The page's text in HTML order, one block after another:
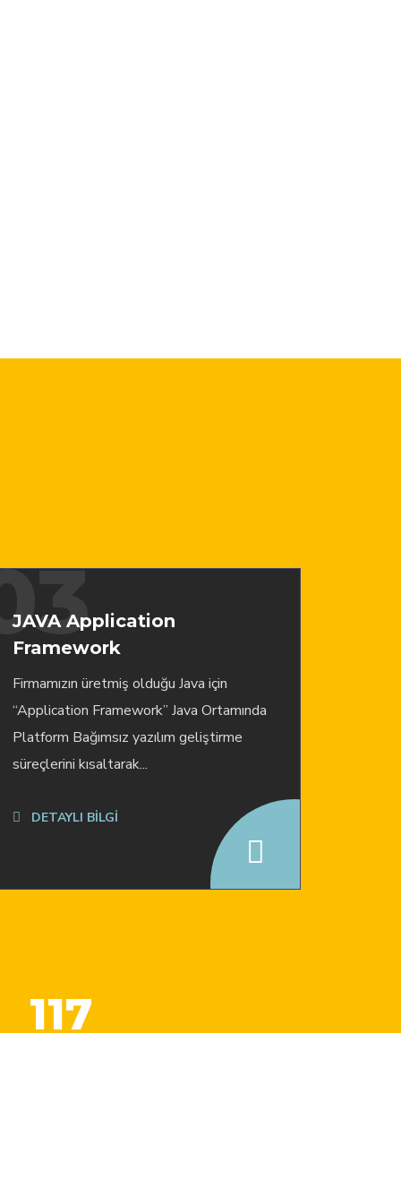
JAVA Application
Framework
Firmamızın üretmiş olduğu Java için
“Application Framework” Java Ortamında
Platform Bağımsız yazılım geliştirme
süreçlerini kısaltarak...
DETAYLI BİLGİ
117